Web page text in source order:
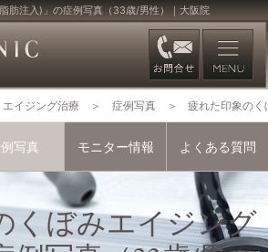
肪注入)」の症例写真（33歳/男性）｜大阪院
エイジング治療 症例写真 疲れた印象の
写真 モニター情報 よくある質問
くぼみエイジング